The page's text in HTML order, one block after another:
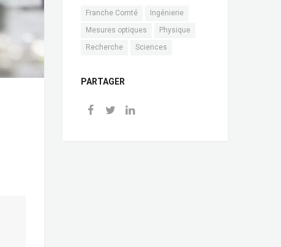
Franche Comté
Ingénierie
Mesures optiques
Physique
Recherche
Sciences
PARTAGER